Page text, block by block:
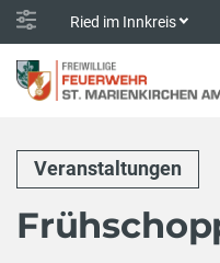
Ried im Innkreis
Veranstaltungen